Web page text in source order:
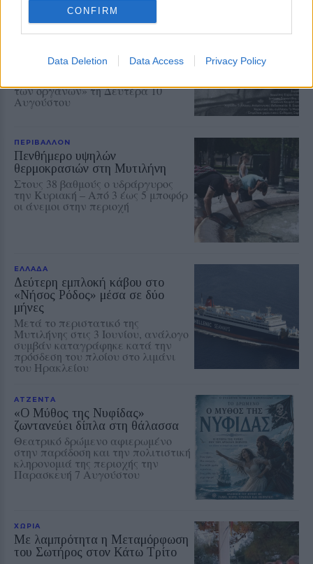
CONFIRM
Data Deletion Data Access Privacy Policy
Μουσική, φωτογραφία και
δραματοποίηση συνθέτουν την
των οργάνων» τη Δευτέρα 10
Αυγούστου
ΠΕΡΙΒΑΛΛΟΝ
Πενθήμερο υψηλών
θερμοκρασιών στη Μυτιλήνη
Στους 38 βαθμούς ο υδράργυρος
την Κυριακή – Από 3 έως 5 μποφόρ
οι άνεμοι στην περιοχή
ΕΛΛΑΔΑ
Δεύτερη εμπλοκή κάβου στο
«Νήσος Ρόδος» μέσα σε δύο
μήνες
Μετά το περιστατικό της
Μυτιλήνης στις 3 Ιουνίου, ανάλογο
συμβάν καταγράφηκε κατά την
πρόσδεση του πλοίου στο λιμάνι
του Ηρακλείου
ΑΤΖΕΝΤΑ
«Ο Μύθος της Νυφίδας»
ζωντανεύει δίπλα στη θάλασσα
Θεατρικό δρώμενο αφιερωμένο
στην παράδοση και την πολιτιστική
κληρονομιά της περιοχής την
Παρασκευή 7 Αυγούστου
ΧΩΡΙΑ
Με λαμπρότητα η Μεταμόρφωση
του Σωτήρος στον Κάτω Τρίτο